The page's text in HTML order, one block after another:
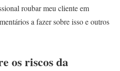
roubar meu cliente em
a fazer sobre isso e outros
os riscos da